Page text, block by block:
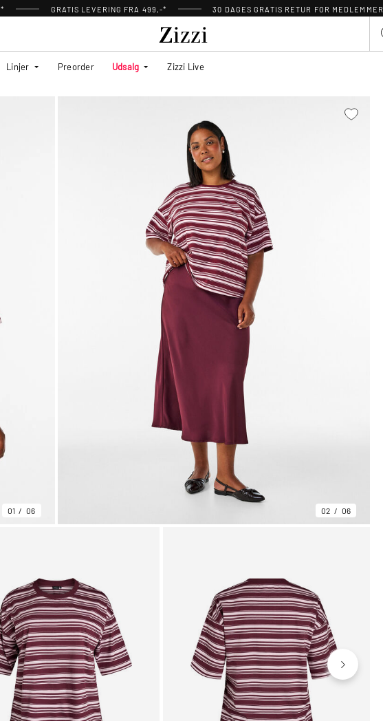
GRATIS LEVERING FRA 499,-* 30 DAGES GRATIS RETUR FOR MEDLEMMER
Linjer Preorder Udsalg Zizzi Live
01 06 02 06